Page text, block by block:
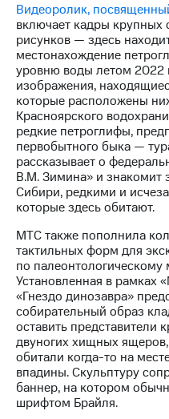
акционера
Акционерный
капитал
Контроль
и
аудит
Рынок
акций
Описание
Программа
приобретения
Порядок
выкупа
Дивиденды
Рынок
облигаций
Описание
Еврооблигации-
Уведомление
о
погашении
именных
облигаций
Другое
Видеоролик,
включает кадры крупных
рисунков — здесь
местонахождение
уровню воды летом 2022
изображения,
которые расположены
Красноярского
редкие петроглифы,
первобытного быка —
рассказывает о
В.М. Зимина» и знакомит
Сибири, редкими и
которые здесь обитают.
МТС также пополнила
тактильных форм для
по палеонтологическому
Установленная в рамках
«Гнездо динозавра»
собирательный образ
оставить представители
двуногих хищных
обитали когда-то на
впадины. Скульптуру
баннер, на котором
шрифтом Брайля.